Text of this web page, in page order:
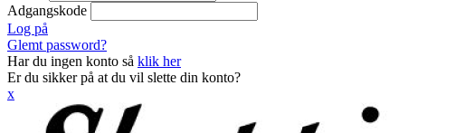
Adgangskode
Log på
Glemt password?
Har du ingen konto så klik her
Er du sikker på at du vil slette din konto?
x